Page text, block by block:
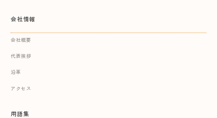
会社情報
会社概要
代表挨拶
沿革
アクセス
用語集